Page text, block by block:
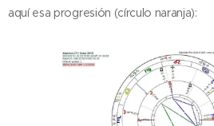
aquí esa progresión (círculo naranja):